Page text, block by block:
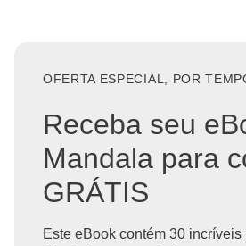
OFERTA ESPECIAL, POR
Receba seu
Mandala para
GRÁTIS
Este eBook contém 30